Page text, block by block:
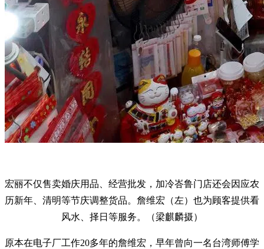
宏丽不仅售卖婚庆用品、经营批发，加冷峇鲁门店还会因应农
历新年、清明等节庆调整货品。詹维宏（左）也为顾客提供看
风水、择日等服务。（梁麒麟摄）
原本在电子厂工作20多年的詹维宏，早年曾向一名台湾师傅学